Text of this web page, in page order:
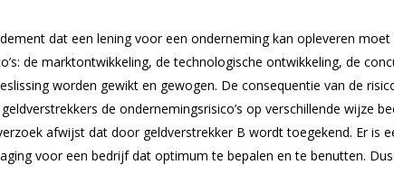
dat een lening voor een onderneming kan opleveren
de marktontwikkeling, de technologische ontwikkeling, de
worden gewikt en gewogen. De consequentie van de
de ondernemingsrisico’s op verschillende wijze
afwijst dat door geldverstrekker B wordt toegekend. Er is
voor een bedrijf dat optimum te bepalen en te benutten.